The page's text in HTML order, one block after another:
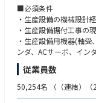
■募集部署のビジョン
知識や経験を共有し成
業発展に貢献する
■所属のミッション・
備に対し、設備技術を
(1)導入プロジェクトの
(2)設備改善（生産性・
■必須条件
・生産設備の機械設計
・生産設備据付工事の
・生産設備用機器(軸
ンダ、ACサーボ、イン
取扱経験
★メーカーでの生産技術
従業員数
50,254名 （（連結）